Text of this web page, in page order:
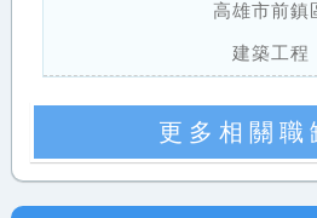
高雄市前鎮
建築工程
更多相關職